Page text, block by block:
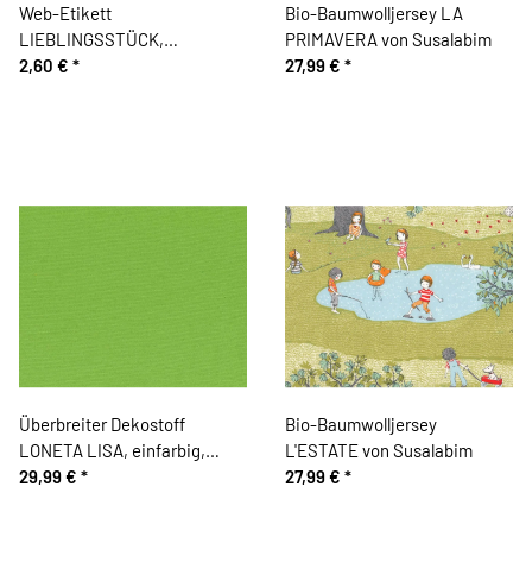
Web-Etikett
LIEBLINGSSTÜCK,
Acufactum
2,60 € *
Bio-Baumwolljersey LA
PRIMAVERA von Susalabim
27,99 € *
Überbreiter Dekostoff
LONETA LISA, einfarbig,
hellgrün
29,99 € *
Bio-Baumwolljersey
L'ESTATE von Susalabim
27,99 € *